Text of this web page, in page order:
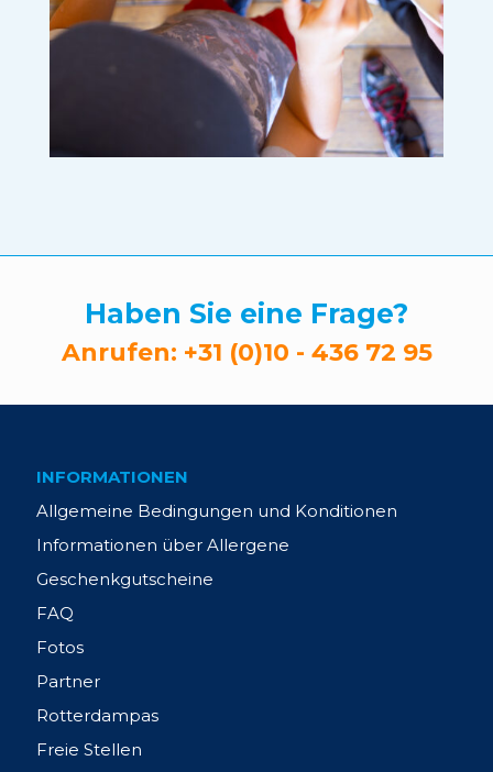
Haben Sie eine Frage?
Anrufen: +31 (0)10 - 436 72 95
INFORMATIONEN
Allgemeine Bedingungen und Konditionen
Informationen über Allergene
Geschenkgutscheine
FAQ
Fotos
Partner
Rotterdampas
Freie Stellen